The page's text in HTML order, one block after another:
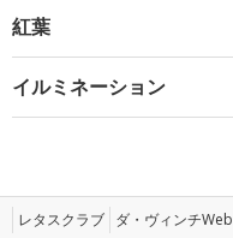
紅葉
イルミネーション
レタスクラブ ダ・ヴィンチWeb